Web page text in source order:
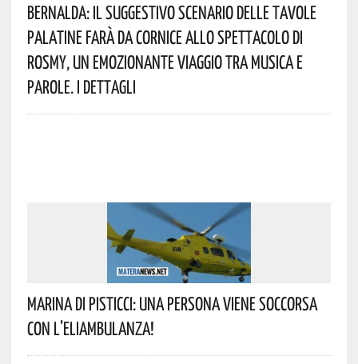
Bernalda: Il Suggestivo Scenario Delle Tavole
Palatine Farà Da Cornice Allo Spettacolo Di
Rosmy, Un Emozionante Viaggio Tra Musica E
Parole. I Dettagli
Marina Di Pisticci: Una Persona Viene Soccorsa
Con L’eliambulanza!